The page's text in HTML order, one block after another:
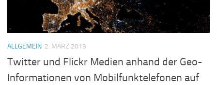
ALLGEMEIN 2. MÄRZ 2013
Twitter und Flickr Medien anhand der Geo-
Informationen von Mobilfunktelefonen auf